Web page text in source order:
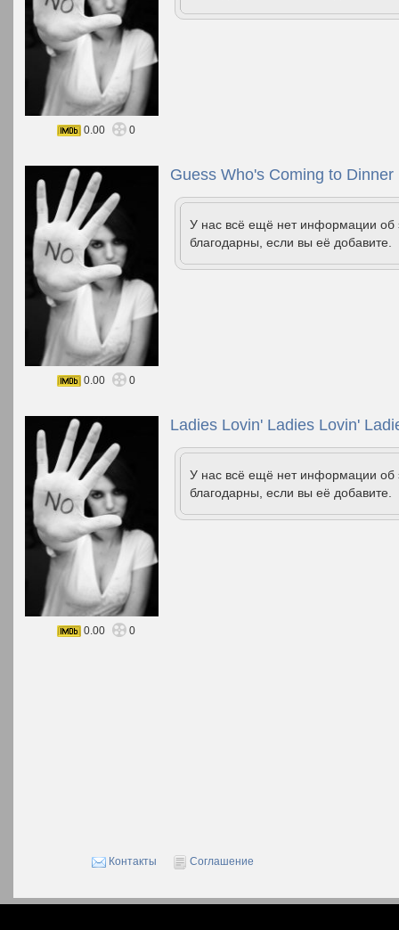
0.00 0
Guess Who's Coming to Dinner
У нас всё ещё нет информации
благодарны, если вы её добавите.
0.00 0
Ladies Lovin' Ladies Lovin'
У нас всё ещё нет информации
благодарны, если вы её добавите.
0.00 0
Контакты Соглашение